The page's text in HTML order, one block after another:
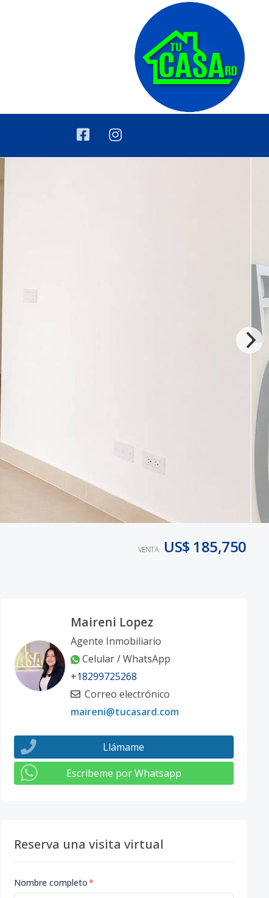
VENTA US$ 185,750
Maireni Lopez
Agente Inmobiliario
Celular / WhatsApp
+18299725268
Correo electrónico
maireni@tucasard.com
Llámame
Escribeme por Whatsapp
Reserva una visita virtual
Nombre completo*